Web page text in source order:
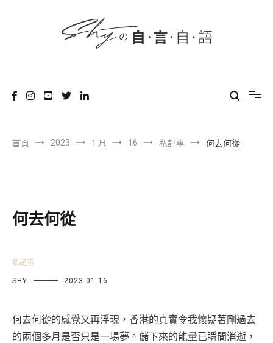
首頁 2023 1 月 16 私記事 何去何從
何去何從
私記事
SHY 2023-01-16
何去何從的感覺又再浮現，香港的真實令我懷疑著剛過去
的兩個多月是否只是一場夢。儲下來的能量已瞬間消逝，